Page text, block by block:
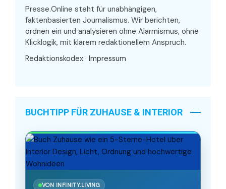
Presse.Online steht für unabhängigen,
faktenbasierten Journalismus. Wir berichten,
ordnen ein und analysieren ohne Alarmismus, ohne
Klicklogik, mit klarem redaktionellem Anspruch.
Redaktionskodex · Impressum
BUCHTIPP FÜR ZUHAUSE & INTERIOR
VON INFINITY.LIVING